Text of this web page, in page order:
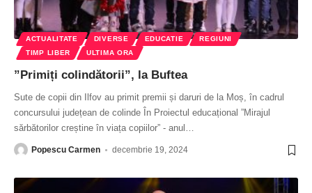
ACTUALITATE DIVERSE EDUCATIE
REGIUNI
TIMP LIBER
ULTIMA ORA
”Primiți colindătorii”, la Buftea
Sute de copii din Ilfov au primit premii și daruri de la Moș, în cadrul
concursului județean de colinde În Proiectul educațional ”Mirajul
sărbătorilor creștine în viața copiilor” - anul …
Popescu Carmen decembrie 19, 2024